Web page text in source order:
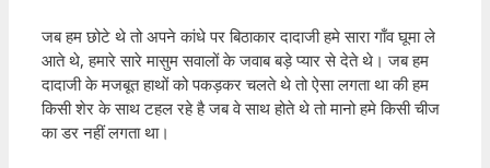
जब हम छोटे थे तो अपने कांधे पर बिठाकार दादाजी हमे सारा गाँव घूमा ले
आते थे, हमारे सारे मासुम सवालों के जवाब बड़े प्यार से देते थे। जब हम
दादाजी के मजबूत हाथों को पकड़कर चलते थे तो ऐसा लगता था की हम
किसी शेर के साथ टहल रहे है जब वे साथ होते थे तो मानो हमे किसी चीज
का डर नहीं लगता था।